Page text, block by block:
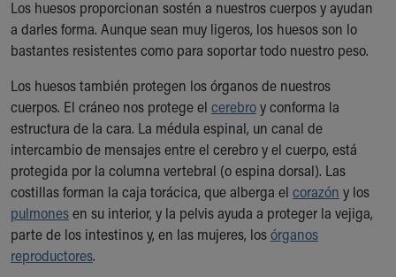
Ronald McDonald House Care Mobile
Health Centers
Symptom Checker
Price Estimates
Family Supports
Sports Health Services Provider for Akron Zips
New Parents
Find a Pediatrics Location
Find a Pediatrician
MyChart
Make an Appointment
Breastfeeding Medicine
Los huesos proporcionan sostén a nuestros cuerpos y ayudan
a darles forma. Aunque sean muy ligeros, los huesos son lo
bastantes resistentes como para soportar todo nuestro peso.
Los huesos también protegen los órganos de nuestros
cuerpos. El cráneo nos protege el cerebroy conforma la
estructura de la cara. La médula espinal, un canal de
intercambio de mensajes entre el cerebro y el cuerpo, está
protegida por la columna vertebral (o espina dorsal). Las
costillas forman la caja torácica, que alberga el corazón y los
pulmonesen su interior, y la pelvis ayuda a proteger la vejiga,
parte de los intestinos y, en las mujeres, losórganos
reproductores.